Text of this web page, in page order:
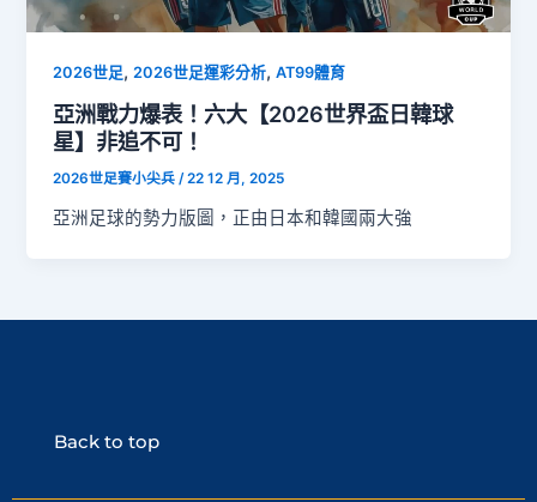
2026世足,2026世足運彩分析,AT99體育
亞洲戰力爆表！六大【2026世界盃日韓球
星】非追不可！
2026世足賽小尖兵/22 12 月, 2025
亞洲足球的勢力版圖，正由日本和韓國兩大強
Back to top